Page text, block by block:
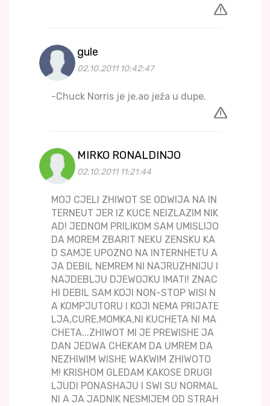
gule
02.10.2011 10:42:47
-Chuck Norris je je.ao ježa u dupe.
MIRKO RONALDINJO
02.10.2011 11:21:44
MOJ CJELI ZHIWOT SE ODWIJA NA IN
TERNEUT JER IZ KUCE NEIZLAZIM NIK
AD! JEDNOM PRILIKOM SAM UMISLIJO
DA MOREM ZBARIT NEKU ZENSKU KA
D SAMJE UPOZNO NA INTERNHETU A
JA DEBIL NEMREM NI NAJRUZHNIJU I
NAJDEBLJU DJEWOJKU IMATI! ZNAC
HI DEBIL SAM KOJI NON-STOP WISI N
A KOMPJUTORU I KOJI NEMA PRIJATE
LJA,CURE,MOMKA,NI KUCHETA NI MA
CHETA...ZHIWOT MI JE PREWISHE JA
DAN JEDWA CHEKAM DA UMREM DA
NEZHIWIM WISHE WAKWIM ZHIWOTO
M! KRISHOM GLEDAM KAKOSE DRUGI
LJUDI PONASHAJU I SWI SU NORMAL
NI A JA JADNIK NESMIJEM OD STRAH